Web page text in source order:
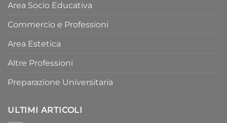
Area Socio Educativa
Commercio e Professioni
Area Estetica
Altre Professioni
Preparazione Universitaria
ULTIMI ARTICOLI